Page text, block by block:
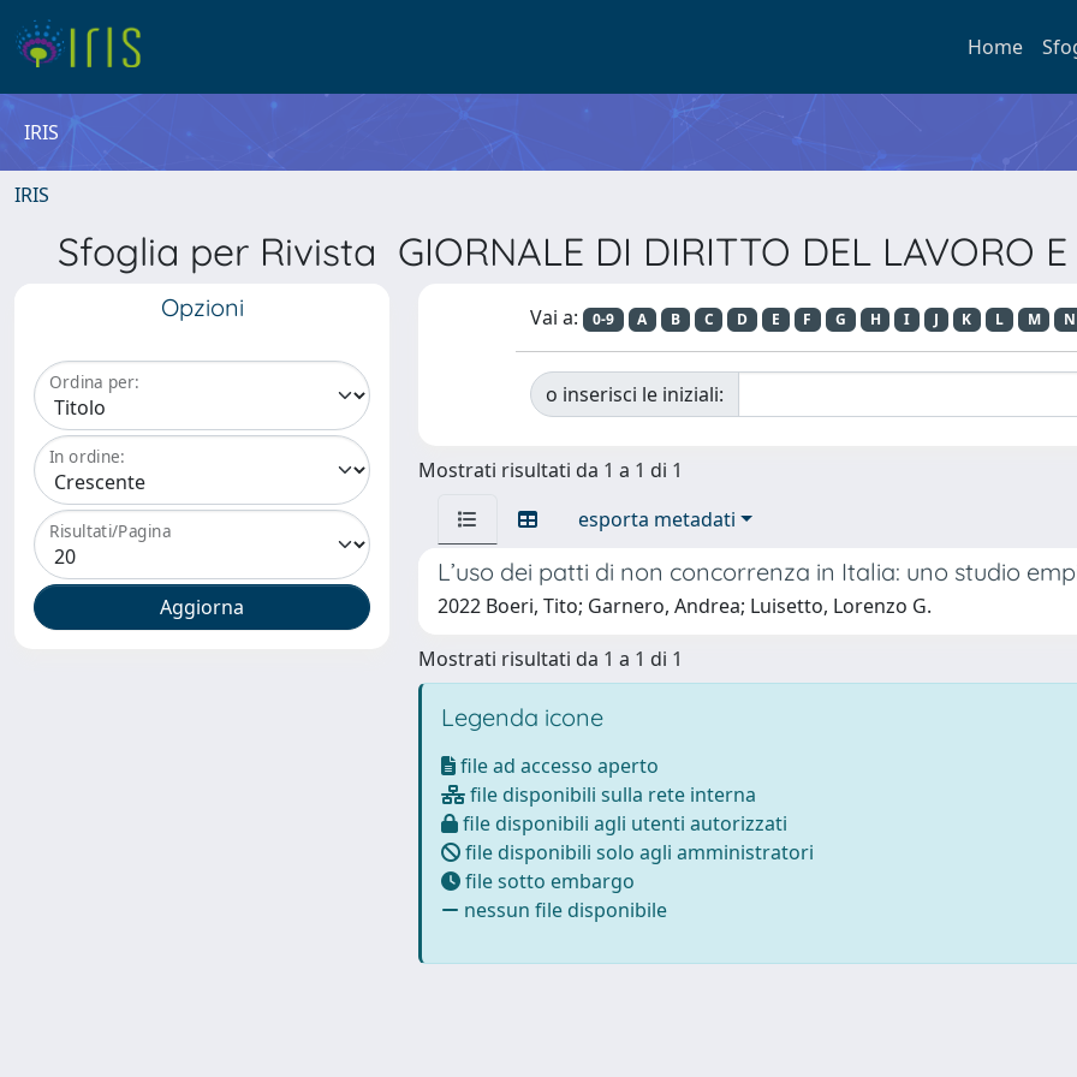
Home
IRIS
IRIS
Sfoglia per Rivista GIORNALE DI DIRITTO DEL LAVORO
Opzioni
Ordina per:
In ordine:
Risultati/Pagina
Vai a: 0-9 A B C D E F G H I J K L M N
o inserisci le iniziali:
Mostrati risultati da 1 a 1 di 1
esporta metadati
L’uso dei patti di non concorrenza in Italia: uno studio
2022 Boeri, Tito; Garnero, Andrea; Luisetto, Lorenzo G.
Mostrati risultati da 1 a 1 di 1
Legenda icone
file ad accesso aperto
file disponibili sulla rete interna
file disponibili agli utenti autorizzati
file disponibili solo agli amministratori
file sotto embargo
nessun file disponibile